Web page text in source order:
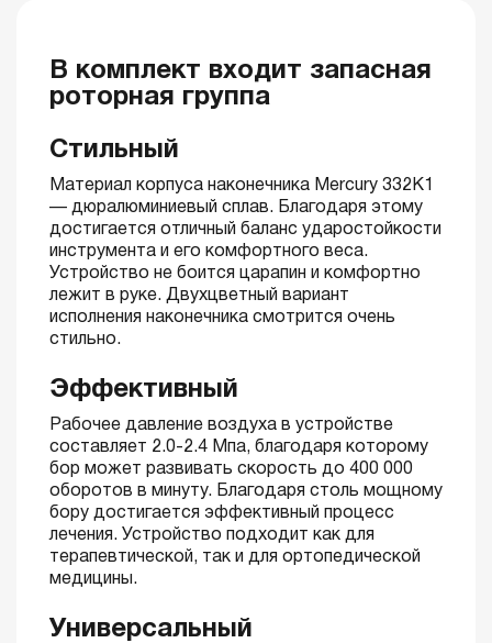
В комплект входит запасная
роторная группа
Стильный
Материал корпуса наконечника Mercury 332K1
— дюралюминиевый сплав. Благодаря этому
достигается отличный баланс ударостойкости
инструмента и его комфортного веса.
Устройство не боится царапин и комфортно
лежит в руке. Двухцветный вариант
исполнения наконечника смотрится очень
стильно.
Эффективный
Рабочее давление воздуха в устройстве
составляет 2.0-2.4 Мпа, благодаря которому
бор может развивать скорость до 400 000
оборотов в минуту. Благодаря столь мощному
бору достигается эффективный процесс
лечения. Устройство подходит как для
терапевтической, так и для ортопедической
медицины.
Универсальный